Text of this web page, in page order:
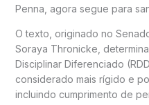
Penna, agora segue para
O texto, originado no
Soraya Thronicke ,
Disciplinar Diferenciado
considerado mais rígido e
incluindo cumprimento de